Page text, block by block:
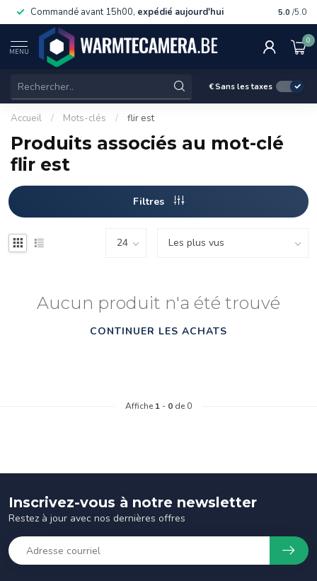
Commandé avant 15h00, expédié aujourd'hui 5.0 /5.0
MENU
0
€Sans les taxes
Accueil / Mots-clés / flir est
Produits associés au mot-clé
flir est
Filtres
Aucun produit n'a été trouvé
CONTINUER LES ACHATS
Affiche 1 - 0 de 0
Inscrivez-vous à notre newsletter
Restez à jour avec nos dernières offres